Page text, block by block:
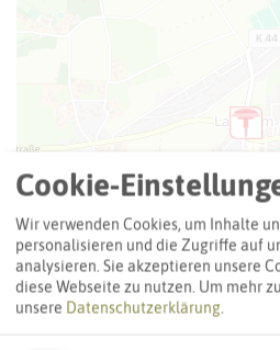
Cookie-
Wir verwenden Cookies, um Inhalte
personalisieren und die Zugriffe auf
analysieren. Sie akzeptieren unsere
diese Webseite zu nutzen. Um mehr
unsere Datenschutzerklärung.